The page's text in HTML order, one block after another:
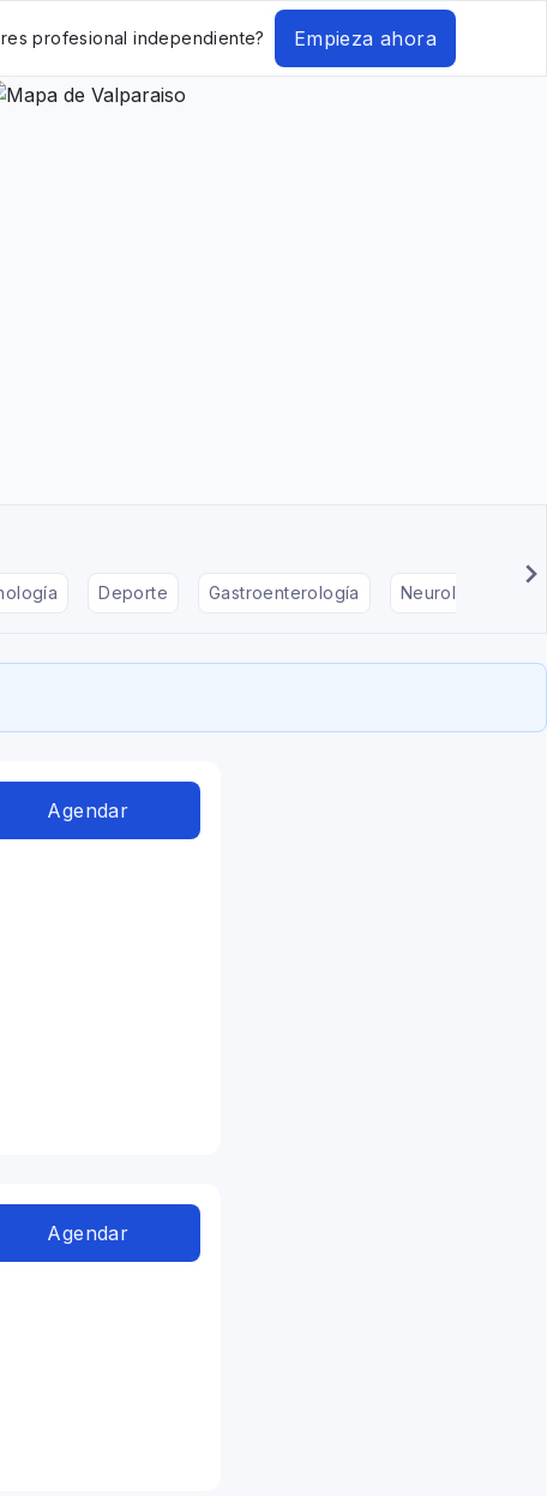
profesional independiente? Empieza ahora
Deporte Gastroenterología Neurología
Agendar
Agendar